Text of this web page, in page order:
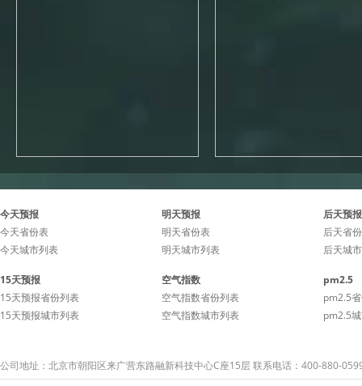
今天预报
今天省份表
今天城市列表
明天预报
明天省份表
明天城市列表
后天预报
后天省
后天城
15天预报
15天预报省份列表
15天预报城市列表
空气指数
空气指数省份列表
空气指数城市列表
pm2.5
pm2.5
pm2.5
公司地址：北京市朝阳区来广营东路融新科技中心C座15层 联系电话：400-880-